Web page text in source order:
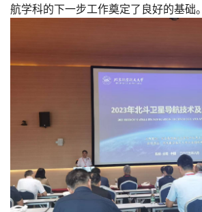
航学科的下一步工作奠定了良好的基础。